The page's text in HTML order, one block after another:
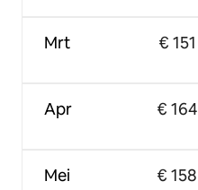
Mrt
Apr
Mei
€ 151
€ 164
€ 158